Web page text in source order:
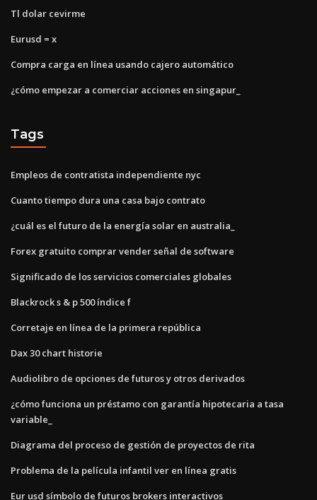
Tl dolar cevirme
Eurusd = x
Compra carga en línea usando cajero automático
¿cómo empezar a comerciar acciones en singapur_
Tags
Empleos de contratista independiente nyc
Cuanto tiempo dura una casa bajo contrato
¿cuál es el futuro de la energía solar en australia_
Forex gratuito comprar vender señal de software
Significado de los servicios comerciales globales
Blackrock s & p 500 índice f
Corretaje en línea de la primera república
Dax 30 chart historie
Audiolibro de opciones de futuros y otros derivados
¿cómo funciona un préstamo con garantía hipotecaria a tasa
variable_
Diagrama del proceso de gestión de proyectos de rita
Problema de la película infantil ver en línea gratis
Eur usd símbolo de futuros brokers interactivos